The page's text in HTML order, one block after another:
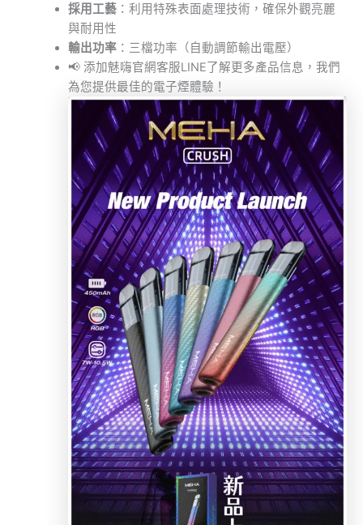
採用工藝：利用特殊表面處理技術，確保外觀亮麗
與耐用性
輸出功率：三檔功率（自動調節輸出電壓）
📢 添加魅嗨官網客服LINE了解更多產品信息，我們
為您提供最佳的電子煙體驗！